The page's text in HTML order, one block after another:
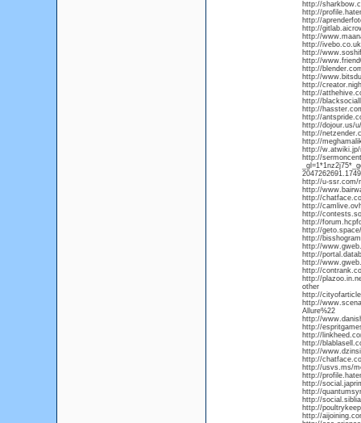
http://
http://
http://
http://
http://
http://
http://
http://
http://
http://
http://
http://
http://
http://
http://
http://dojour.us/
http://
http://
http://
http://
http://u-ssr.com/
http://
http://
http://
http://
http://
http://
http://
http://
http://
http://
http://
http://
other
http://
http://
Allure%22
http://
http://
http://
http://
http://
http://
http://usvs.ms/
http://
http://
http://
http://
http://
http://